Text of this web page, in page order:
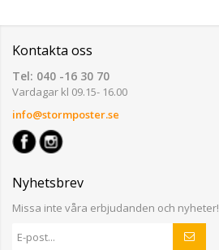
Kontakta oss
Tel: 040 -16 30 70
Vardagar kl 09.15- 16.00
info@stormposter.se
Nyhetsbrev
Missa inte våra erbjudanden och nyheter!